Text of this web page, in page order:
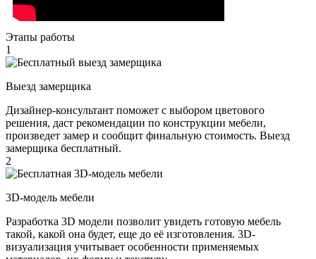
Этапы работы
1
Выезд замерщика
Дизайнер-консультант поможет с выбором цветового
решения, даст рекомендации по конструкции мебели,
произведет замер и сообщит финальную стоимость. Выезд
замерщика бесплатный.
2
3D-модель мебели
Разработка 3D модели позволит увидеть готовую мебель
такой, какой она будет, еще до её изготовления. 3D-
визуализация учитывает особенности применяемых